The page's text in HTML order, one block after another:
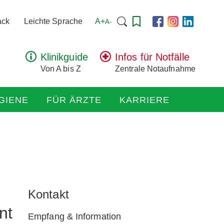
Leichte Sprache A+A- Suchen
Klinikguide
Von A bis Z
Infos für Notfälle
Zentrale Notaufnahme
FÜR ÄRZTE KARRIERE
Kontakt
Empfang & Information